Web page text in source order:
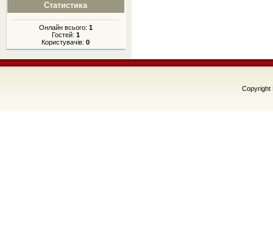
Статистика
Онлайн всього: 1
Гостей: 1
Користувачів:0
Copyright